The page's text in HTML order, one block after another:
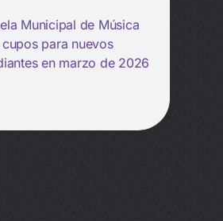
Municipal de Música
para nuevos
en marzo de 2026